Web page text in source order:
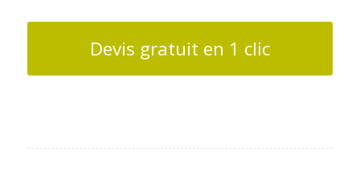
Devis gratuit en 1 clic